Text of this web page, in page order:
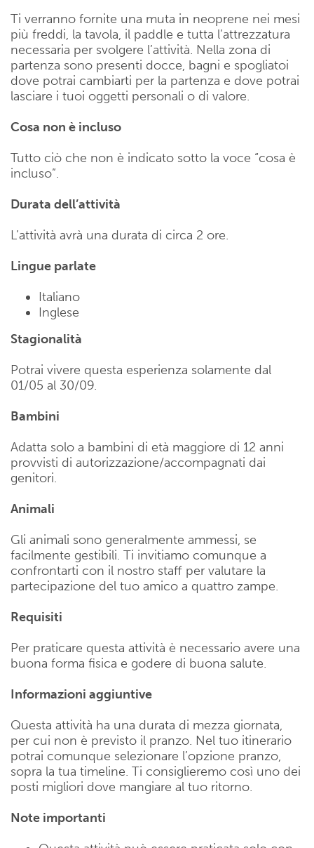
Ti verranno fornite una muta in neoprene nei mesi
più freddi, la tavola, il paddle e tutta l’attrezzatura
necessaria per svolgere l’attività. Nella zona di
partenza sono presenti docce, bagni e spogliatoi
dove potrai cambiarti per la partenza e dove potrai
lasciare i tuoi oggetti personali o di valore.
Cosa non è incluso
Tutto ciò che non è indicato sotto la voce “cosa è
incluso”.
Durata dell’attività
L’attività avrà una durata di circa 2 ore.
Lingue parlate
Italiano
Inglese
Stagionalità
Potrai vivere questa esperienza solamente dal
01/05 al 30/09.
Bambini
Adatta solo a bambini di età maggiore di 12 anni
provvisti di autorizzazione/accompagnati dai
genitori.
Animali
Gli animali sono generalmente ammessi, se
facilmente gestibili. Ti invitiamo comunque a
confrontarti con il nostro staff per valutare la
partecipazione del tuo amico a quattro zampe.
Requisiti
Per praticare questa attività è necessario avere una
buona forma fisica e godere di buona salute.
Informazioni aggiuntive
Questa attività ha una durata di mezza giornata,
per cui non è previsto il pranzo. Nel tuo itinerario
potrai comunque selezionare l’opzione pranzo,
sopra la tua timeline. Ti consiglieremo così uno dei
posti migliori dove mangiare al tuo ritorno.
Note importanti